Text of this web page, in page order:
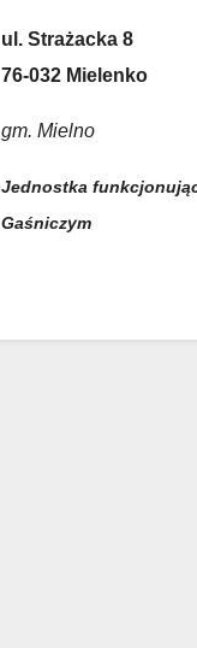
ul. Strażacka 8
76-032 Mielenko
gm. Mielno
Jednostka
Gaśniczym